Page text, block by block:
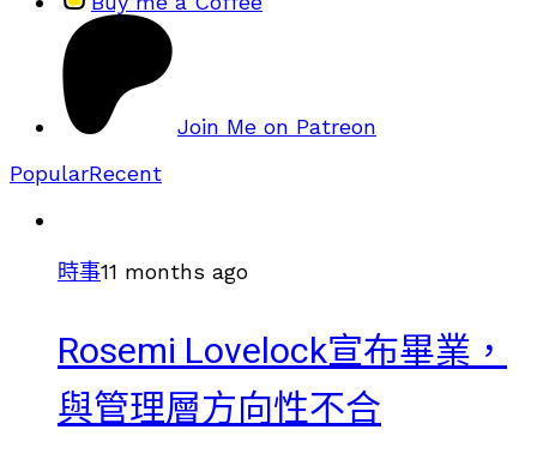
Join Me on Patreon
PopularRecent
時事11 months ago
Rosemi Lovelock宣布畢業，
與管理層方向性不合